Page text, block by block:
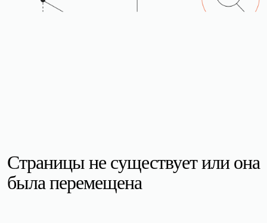
Страницы не существует или она
была перемещена